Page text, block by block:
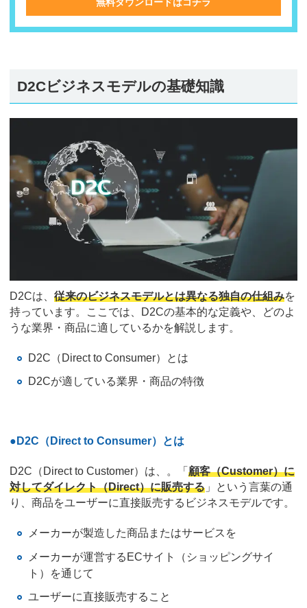
D2Cビジネスモデルの基礎知識
D2Cは、 従来のビジネスモデルとは異なる独自の仕組みを
持っています。ここでは、D2Cの基本的な定義や、どのよ
うな業界・商品に適しているかを解説します。
D2C（Direct to Consumer）とは
D2Cが適している業界・商品の特徴
●D2C（Direct to Consumer）とは
D2C（Direct to Customer）は、。「 顧客（Customer）に
対してダイレクト（Direct）に販売する 」という言葉の通
り、商品をユーザーに直接販売するビジネスモデルです。
メーカーが製造した商品またはサービスを
メーカーが運営するECサイト（ショッピングサイ
ト）を通じて
ユーザーに直接販売すること